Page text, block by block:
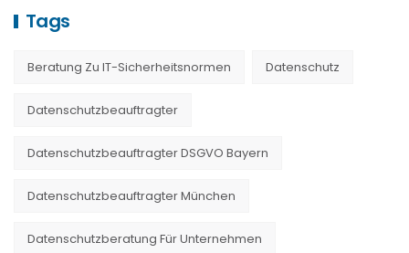
Tags
Beratung Zu IT-Sicherheitsnormen Datenschutz
Datenschutzbeauftragter
Datenschutzbeauftragter DSGVO Bayern
Datenschutzbeauftragter München
Datenschutzberatung Für Unternehmen